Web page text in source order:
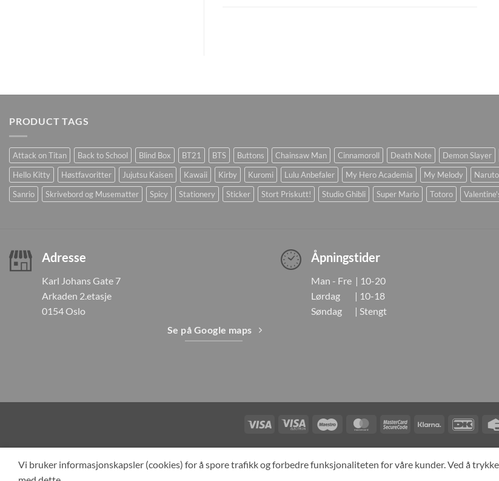
PRODUCT TAGS
Attack on Titan Back to School Blind Box BT21 BTS Buttons Chainsaw Man Cinnamoroll Death Note Demon Slayer
Hello Kitty
Høstfavoritter Jujutsu Kaisen Kawaii Kirby Kuromi Lulu Anbefaler My Hero Academia My Melody Naruto
Sanrio
Skrivebord og Musematter Spicy Stationery Sticker Stort Priskutt! Studio Ghibli Super Mario Totoro
Adresse
Karl Johans Gate 7
Arkaden 2.etasje
0154 Oslo
Se på Google maps
Åpningstider
Man - Fre | 10-20
Lørdag | 10-18
Søndag | Stengt
Visa
Visa
Maestro MasterCardMasterCardKlarna
TILBAKEKALLINGER KONTAKT OSS OM OSS SPESIALBESTILLING MIN
Vi bruker informasjonskapsler (cookies) for å spore trafikk og forbedre funksjonaliteten for våre kunder. Ved å